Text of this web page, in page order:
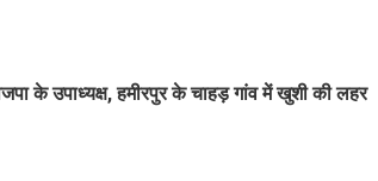
के उपाध्यक्ष, हमीरपुर के चाहड़ गांव में खुशी की लहर